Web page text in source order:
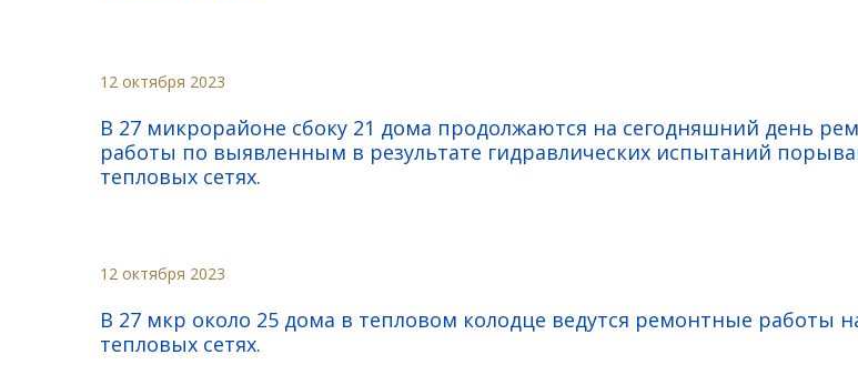
12 октября 2023
В 27 микрорайоне сбоку 21 дома продолжаются на сегодняшний день
работы по выявленным в результате гидравлических испытаний
тепловых сетях.
12 октября 2023
В 27 мкр около 25 дома в тепловом колодце ведутся ремонтные работы
тепловых сетях.